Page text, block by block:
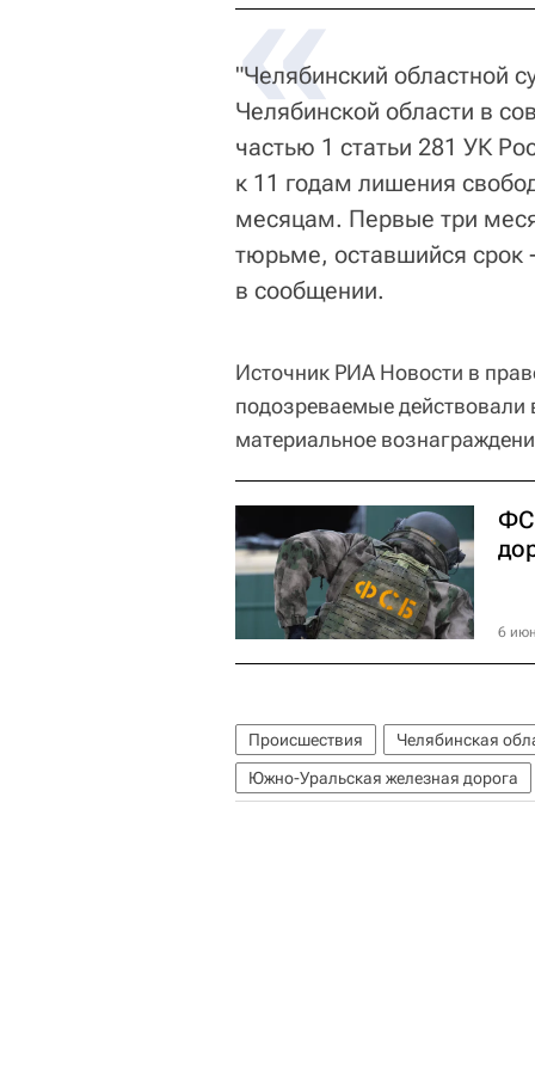
«
"Челябинский областной
Челябинской области в
частью 1 статьи 281 УК
к 11 годам лишения
месяцам. Первые три
тюрьме, оставшийся срок
в сообщении.
Источник РИА Новости в
подозреваемые действовали
материальное
6
Происшествия
Челябинская
Южно-Уральская железная дорога